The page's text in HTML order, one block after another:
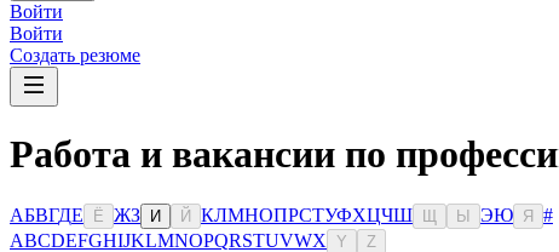
Войти
Войти
Создать резюме
Работа и вакансии по
АБВГДЕ Ё ЖЗ И Й КЛМНОПРСТУФХЦЧШ Ы ЭЮ Я
#
ABCDEFGHIJKLMNOPQRSTUVWX Y Z